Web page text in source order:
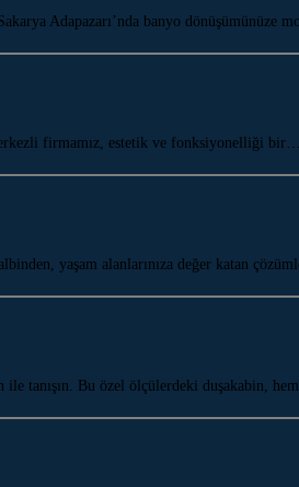
Adapazarı’nda banyo dönüşümünüze
firmamız, estetik ve fonksiyonelliği bir…
yaşam alanlarınıza değer katan
ile tanışın. Bu özel ölçülerdeki duşakabin,